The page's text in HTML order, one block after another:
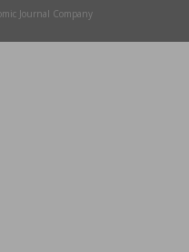
Journal Company